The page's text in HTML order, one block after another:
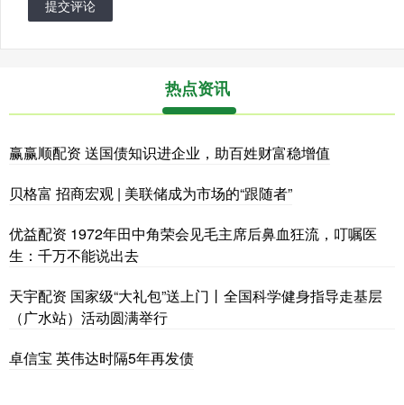
提交评论
热点资讯
赢赢顺配资 送国债知识进企业，助百姓财富稳增值
贝格富 招商宏观 | 美联储成为市场的“跟随者”
优益配资 1972年田中角荣会见毛主席后鼻血狂流，叮嘱医
生：千万不能说出去
天宇配资 国家级“大礼包”送上门丨全国科学健身指导走基层
（广水站）活动圆满举行
卓信宝 英伟达时隔5年再发债